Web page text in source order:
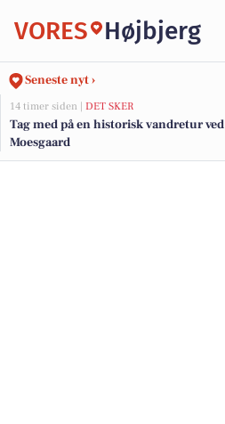
VORES Højbjerg
Seneste nyt ›
14 timer siden | DET SKER
Tag med på en historisk vandretur ved
Moesgaard